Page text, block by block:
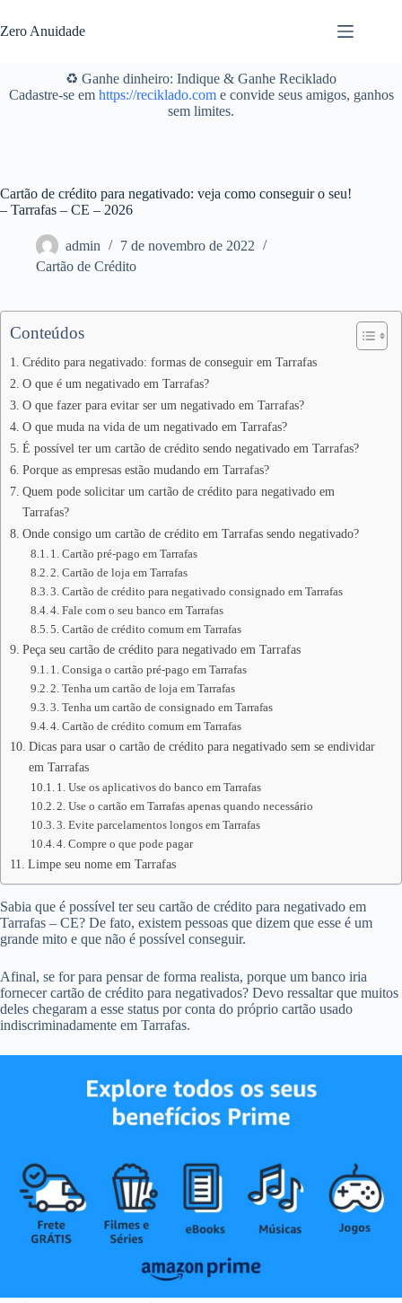
para
o
Zero Anuidade
♻️ Ganhe dinheiro: Indique & Ganhe Reciklado
Cadastre-se em https://reciklado.come convide seus amigos, ganhos
sem limites.
Cartão de crédito para negativado: veja como conseguir o seu!
– Tarrafas – CE – 2026
admin
7 de novembro de 2022
Cartão de Crédito
Conteúdos
Crédito para negativado: formas de conseguir em Tarrafas
O que é um negativado em Tarrafas?
O que fazer para evitar ser um negativado em Tarrafas?
O que muda na vida de um negativado em Tarrafas?
É possível ter um cartão de crédito sendo negativado em Tarrafas?
Porque as empresas estão mudando em Tarrafas?
Quem pode solicitar um cartão de crédito para negativado em
Tarrafas?
Onde consigo um cartão de crédito em Tarrafas sendo negativado?
1. Cartão pré-pago em Tarrafas
2. Cartão de loja em Tarrafas
3. Cartão de crédito para negativado consignado em Tarrafas
4. Fale com o seu banco em Tarrafas
5. Cartão de crédito comum em Tarrafas
Peça seu cartão de crédito para negativado em Tarrafas
1. Consiga o cartão pré-pago em Tarrafas
2. Tenha um cartão de loja em Tarrafas
3. Tenha um cartão de consignado em Tarrafas
4. Cartão de crédito comum em Tarrafas
Dicas para usar o cartão de crédito para negativado sem se endividar
em Tarrafas
1. Use os aplicativos do banco em Tarrafas
2. Use o cartão em Tarrafas apenas quando necessário
3. Evite parcelamentos longos em Tarrafas
4. Compre o que pode pagar
Limpe seu nome em Tarrafas
Sabia que é possível ter seu cartão de crédito para negativado em
Tarrafas – CE? De fato, existem pessoas que dizem que esse é um
grande mito e que não é possível conseguir.
Afinal, se for para pensar de forma realista, porque um banco iria
fornecer cartão de crédito para negativados? Devo ressaltar que muitos
deles chegaram a esse status por conta do próprio cartão usado
indiscriminadamente em Tarrafas.